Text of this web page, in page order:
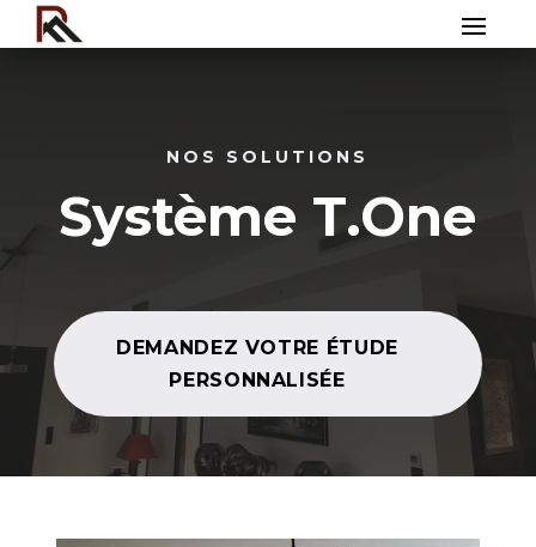
NOS SOLUTIONS
Système T.One
DEMANDEZ VOTRE ÉTUDE
PERSONNALISÉE